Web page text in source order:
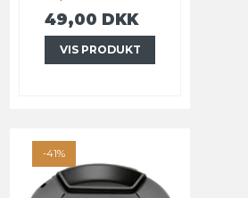
49,00 DKK
VIS PRODUKT
-41%